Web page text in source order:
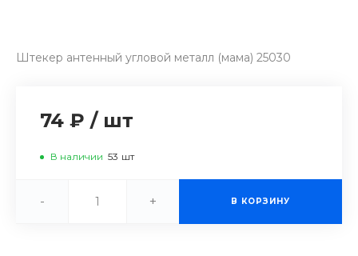
Штекер антенный угловой металл (мама) 25030
74 ₽ / шт
В наличии 53 шт
- + В КОРЗИНУ